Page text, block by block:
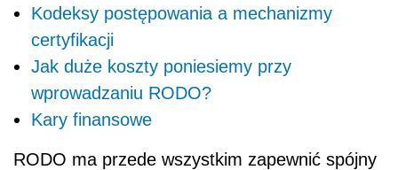
Kodeksy postępowania a mechanizmy
certyfikacji
Jak duże koszty poniesiemy przy
wprowadzaniu RODO?
Kary finansowe
RODO ma przede wszystkim zapewnić spójny